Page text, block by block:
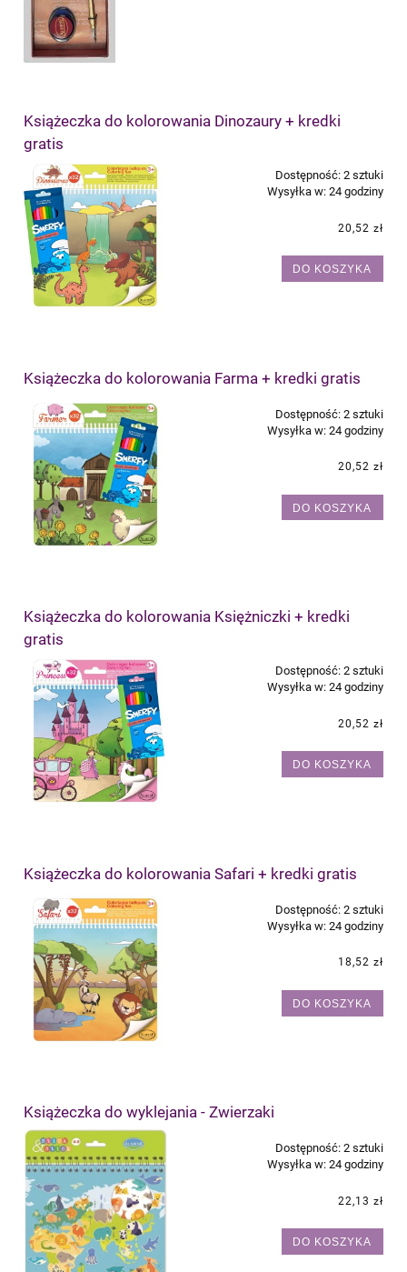
Książeczka do kolorowania Dinozaury + kredki
gratis
Dostępność: 2 sztuki
Wysyłka w: 24 godziny
20,52 zł
DO KOSZYKA
Książeczka do kolorowania Farma + kredki gratis
Dostępność: 2 sztuki
Wysyłka w: 24 godziny
20,52 zł
DO KOSZYKA
Książeczka do kolorowania Księżniczki + kredki
gratis
Dostępność: 2 sztuki
Wysyłka w: 24 godziny
20,52 zł
DO KOSZYKA
Książeczka do kolorowania Safari + kredki gratis
Dostępność: 2 sztuki
Wysyłka w: 24 godziny
18,52 zł
DO KOSZYKA
Książeczka do wyklejania - Zwierzaki
Dostępność: 2 sztuki
Wysyłka w: 24 godziny
22,13 zł
DO KOSZYKA